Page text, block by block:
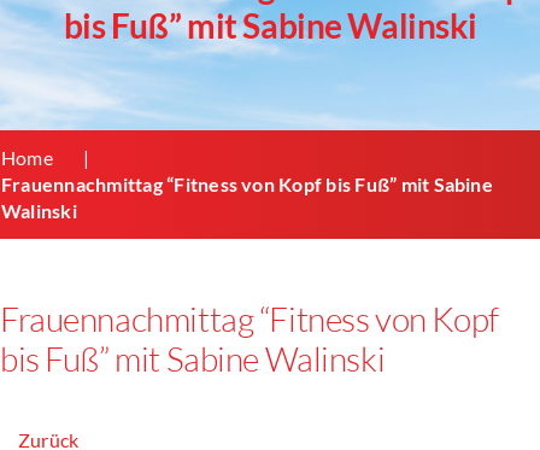
bis Fuß” mit Sabine Walinski
Home
Frauennachmittag “Fitness von Kopf bis Fuß” mit Sabine
Walinski
Frauennachmittag “Fitness von Kopf
bis Fuß” mit Sabine Walinski
Zurück